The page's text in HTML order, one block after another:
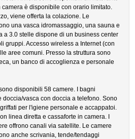
è disponibile con orario limitato.
viene offerta la colazione. Le
una vasca idromassaggio, una sauna e
a 3.0 stelle dispone di un business center
gruppi. Accesso wireless a Internet (con
aree comuni. Presso la struttura sono
un banco di accoglienza e personale
disponibili 58 camere. I bagni
vasca con doccia a telefono. Sono
per l'igiene personale e accappatoi.
linea diretta e cassaforte in camera. I
offrono canali via satellite. Le camere
anche scrivania, tende/tendaggi